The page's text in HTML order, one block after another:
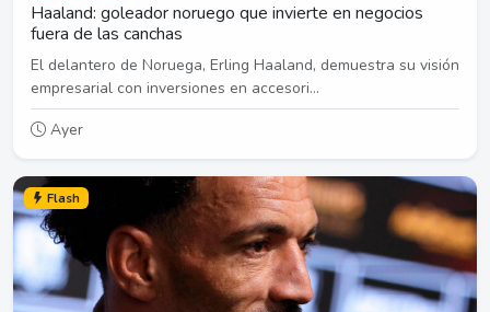
Haaland: goleador noruego que invierte en negocios
fuera de las canchas
El delantero de Noruega, Erling Haaland, demuestra su visión
empresarial con inversiones en accesori...
Ayer
Flash